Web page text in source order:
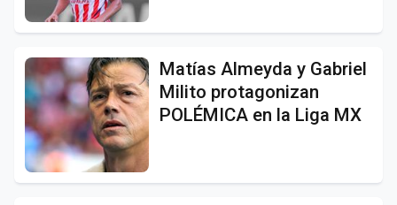
Matías Almeyda y Gabriel
Milito protagonizan
POLÉMICA en la Liga MX